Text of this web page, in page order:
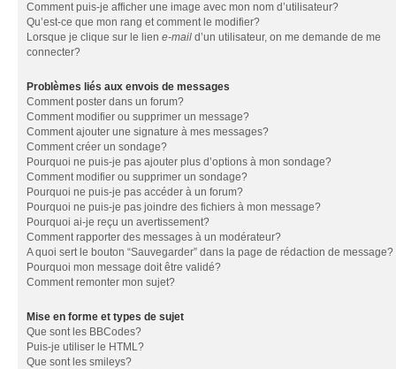
Comment puis-je afficher une image avec mon nom d’utilisateur?
Qu’est-ce que mon rang et comment le modifier?
Lorsque je clique sur le lien e-mail d’un utilisateur, on me demande de me
connecter?
Problèmes liés aux envois de messages
Comment poster dans un forum?
Comment modifier ou supprimer un message?
Comment ajouter une signature à mes messages?
Comment créer un sondage?
Pourquoi ne puis-je pas ajouter plus d’options à mon sondage?
Comment modifier ou supprimer un sondage?
Pourquoi ne puis-je pas accéder à un forum?
Pourquoi ne puis-je pas joindre des fichiers à mon message?
Pourquoi ai-je reçu un avertissement?
Comment rapporter des messages à un modérateur?
A quoi sert le bouton “Sauvegarder” dans la page de rédaction de message?
Pourquoi mon message doit être validé?
Comment remonter mon sujet?
Mise en forme et types de sujet
Que sont les BBCodes?
Puis-je utiliser le HTML?
Que sont les smileys?